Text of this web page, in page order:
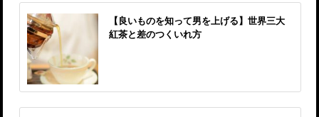
【良いものを知って男を上げる】世界三大
紅茶と差のつくいれ方